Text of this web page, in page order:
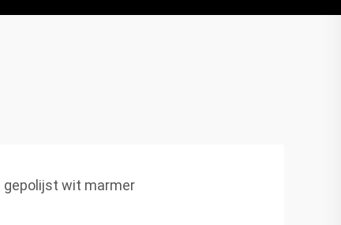
gepolijst wit marmer